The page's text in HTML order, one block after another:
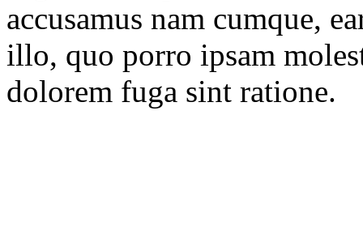
accusamus nam cumque,
illo, quo porro ipsam
dolorem fuga sint ratione.